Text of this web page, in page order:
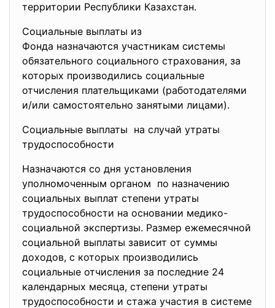
территории Республики Казахстан.
Социальные выплаты из
Фонда назначаются участникам системы
обязательного социального страхования, за
которых производились социальные
отчисления плательщиками (работодателями
и/или самостоятельно занятыми лицами).
Социальные выплаты на случай утраты
трудоспособности
Назначаются со дня установления
уполномоченным органом по назначению
социальных выплат степени утраты
трудоспособности на основании медико-
социальной экспертизы. Размер ежемесячной
социальной выплаты зависит от суммы
доходов, с которых производились
социальные отчисления за последние 24
календарных месяца, степени утраты
трудоспособности и стажа участия в системе